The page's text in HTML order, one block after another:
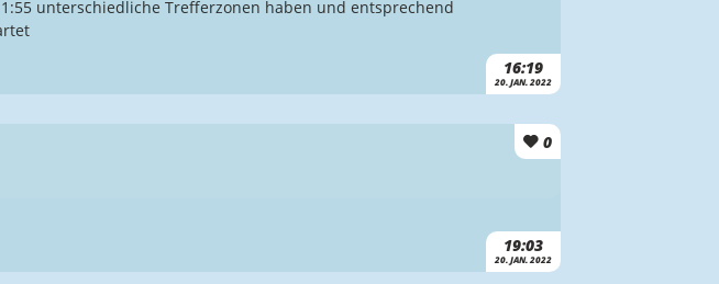
16:19
20. JAN. 2022
unterschiedliche Trefferzonen haben und entsprechend
0
19:03
20. JAN. 2022